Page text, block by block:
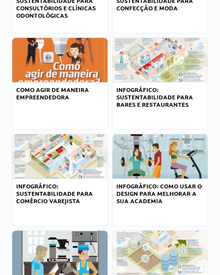
CONSULTÓRIOS E CLÍNICAS
ODONTOLÓGICAS
CONFECÇÃO E MODA
COMO AGIR DE MANEIRA
EMPREENDEDORA
INFOGRÁFICO:
SUSTENTABILIDADE PARA
BARES E RESTAURANTES
INFOGRÁFICO:
SUSTENTABILIDADE PARA
COMÉRCIO VAREJISTA
INFOGRÁFICO: COMO USAR O
DESIGN PARA MELHORAR A
SUA ACADEMIA